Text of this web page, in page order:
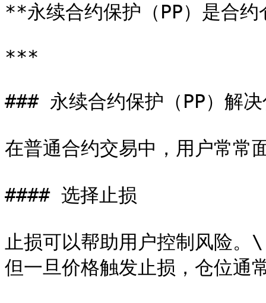
**永续合约保护（PP）是合
***
### 永续合约保护（PP）解
在普通合约交易中，用户常常
#### 选择止损
止损可以帮助用户控制风险。\
但一旦价格触发止损，仓位通